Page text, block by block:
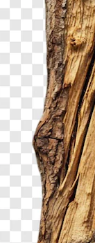
Svenska
© 2010-2026